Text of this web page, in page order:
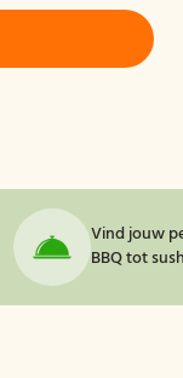
Vind jouw
BBQ tot